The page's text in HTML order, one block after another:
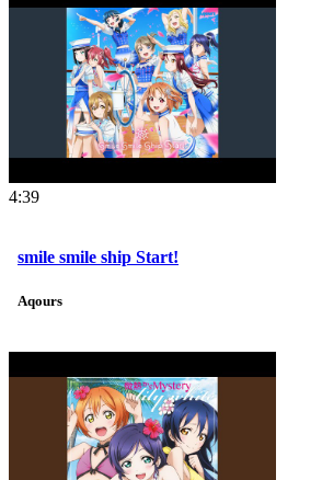
4:39
smile smile ship Start!
Aqours